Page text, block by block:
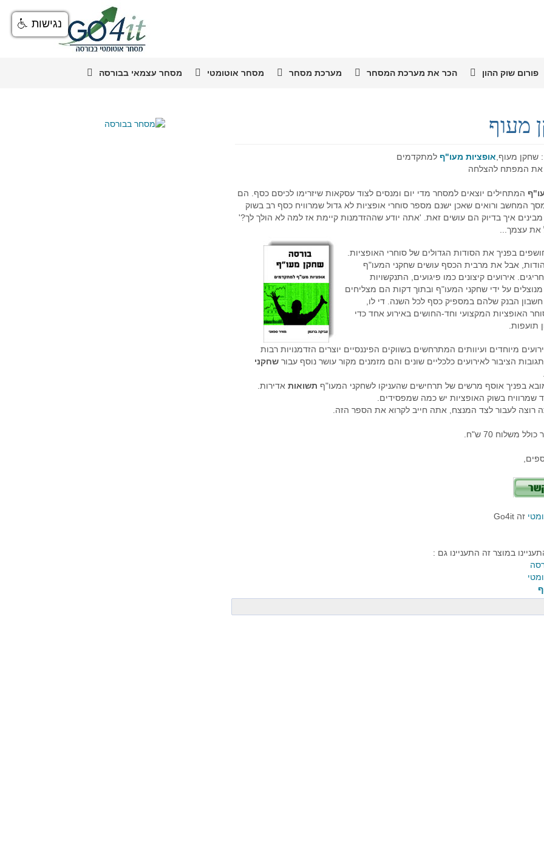
פורום שוק ההון הכר את מערכת המסחר מערכת מסחר מסחר אוטומטי מסחר עצמאי בבורסה
מעוף
: שחקן מעוף, אופציות מעו"ף למתקדמים
את המפתח להצלחה
המתחילים יוצאים למסחר מדי יום ומנסים לצוד עסקאות שיזרימו לכיסם כסף. הם
המחשב ורואים שאכן ישנם מספר סוחרי אופציות לא גדול שמרוויח כסף רב בשוק
איך בדיוק הם עושים זאת. 'אתה יודע שההזדמנות קיימת אז למה לא הולך לך?'
עצמך...
בפניך את הסודות הגדולים של סוחרי האופציות.
אבל את מרבית הכסף עושים שחקני המעו"ף
אירועים קיצונים כמו פיגועים, התנקשויות
על ידי שחקני המעו"ף ובתוך דקות הם מצליחים
הבנק שלהם במספיק כסף לכל השנה. די לו,
האופציות המקצועי וחד-החושים באירוע אחד כדי
תועפות.
מיוחדים ועיוותים המתרחשים בשווקים הפיננסיים יוצרים הזדמנויות רבות
הציבור לאירועים כלכליים שונים והם מזמנים מקור עושר נוסף עבור שחקני
בפניך אוסף מרשים של תרחישים שהעניקו לשחקני המעו"ף תשואות אדירות.
שמרוויח בשוק האופציות יש כמה שמפסידים.
רוצה לעבור לצד המנצח, אתה חייב לקרוא את הספר הזה.
משלוח 70 ש"ח.
זה Go4it
במוצר זה התעניינו גם :
נגישות